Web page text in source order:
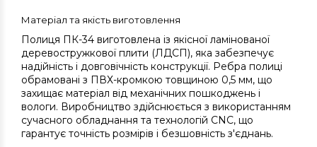
Матеріал та якість виготовлення
Полиця ПК-34 виготовлена із якісної ламінованої
деревостружкової плити (ЛДСП), яка забезпечує
надійність і довговічність конструкції. Ребра полиці
обрамовані з ПВХ-кромкою товщиною 0,5 мм, що
захищає матеріал від механічних пошкоджень і
вологи. Виробництво здійснюється з використанням
сучасного обладнання та технологій CNC, що
гарантує точність розмірів і безшовність з'єднань.